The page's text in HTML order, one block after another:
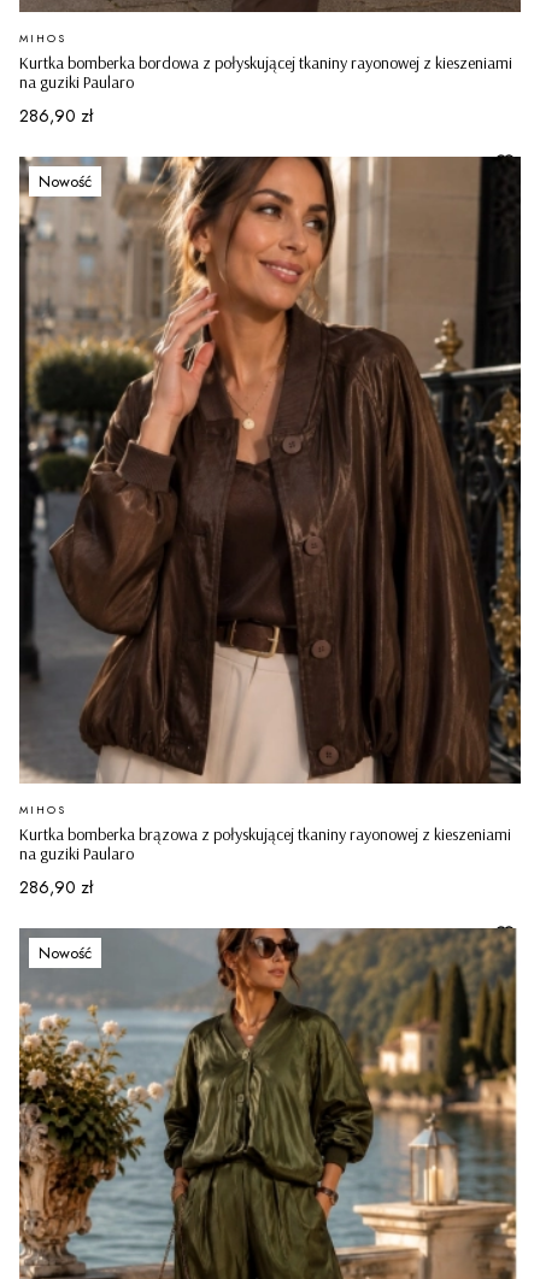
Kurtka bomberka bordowa z połyskującej tkaniny rayonowej z kieszeniami
na guziki Paularo
PRODUCENT
MIHOS
Cena
286,90 zł
Nowość
Kurtka bomberka brązowa z połyskującej tkaniny rayonowej z kieszeniami
na guziki Paularo
PRODUCENT
MIHOS
Cena
286,90 zł
Nowość